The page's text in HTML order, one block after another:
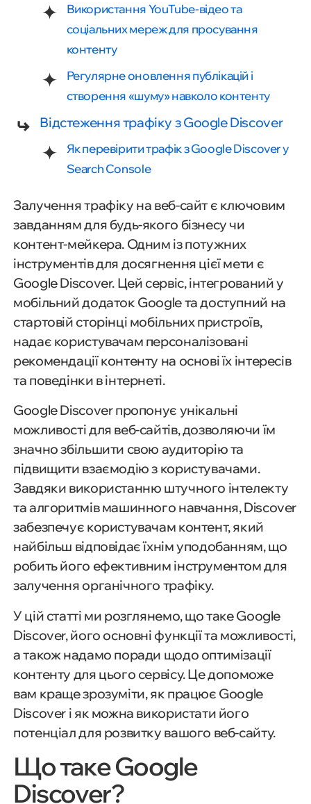
Використання YouTube-відео та
соціальних мереж для просування
контенту
Регулярне оновлення публікацій і
створення «шуму» навколо контенту
Відстеження трафіку з Google Discover
Як перевірити трафік з Google Discover у
Search Console
Залучення трафіку на веб-сайт є ключовим
завданням для будь-якого бізнесу чи
контент-мейкера. Одним із потужних
інструментів для досягнення цієї мети є
Google Discover. Цей сервіс, інтегрований у
мобільний додаток Google та доступний на
стартовій сторінці мобільних пристроїв,
надає користувачам персоналізовані
рекомендації контенту на основі їх інтересів
та поведінки в інтернеті.
Google Discover пропонує унікальні
можливості для веб-сайтів, дозволяючи їм
значно збільшити свою аудиторію та
підвищити взаємодію з користувачами.
Завдяки використанню штучного інтелекту
та алгоритмів машинного навчання, Discover
забезпечує користувачам контент, який
найбільш відповідає їхнім уподобанням, що
робить його ефективним інструментом для
залучення органічного трафіку.
У цій статті ми розглянемо, що таке Google
Discover, його основні функції та можливості,
а також надамо поради щодо оптимізації
контенту для цього сервісу. Це допоможе
вам краще зрозуміти, як працює Google
Discover і як можна використати його
потенціал для розвитку вашого веб-сайту.
Що таке Google
Discover?